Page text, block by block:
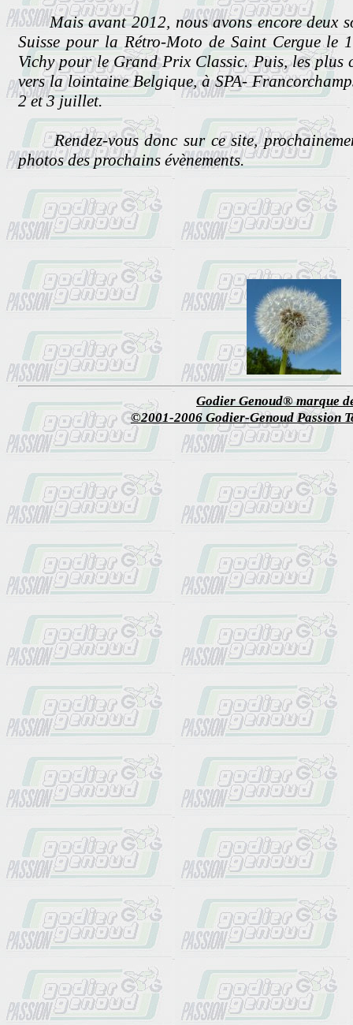
Mais avant 2012, nous avons encore deux
Suisse pour la Rétro-Moto de Saint Cergue le
Vichy pour le Grand Prix Classic. Puis, les plus
vers la lointaine Belgique, à SPA-
2 et 3 juillet.
Rendez-vous donc sur ce site,
photos des prochains évènements.
Godier Genoud® marque
©2001-2006 Godier-Genoud Passion